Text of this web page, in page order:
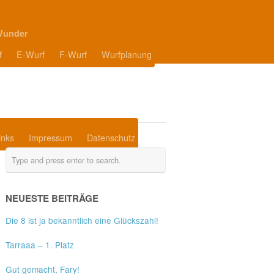
E-Wurf F-Wurf Wurfplanung
Impressum Datenschutz
NEUESTE BEITRÄGE
Die 8 ist ja bekanntlich eine Glückszahl!
Tarraaa – 1. Platz
Gut gemacht, Fary!